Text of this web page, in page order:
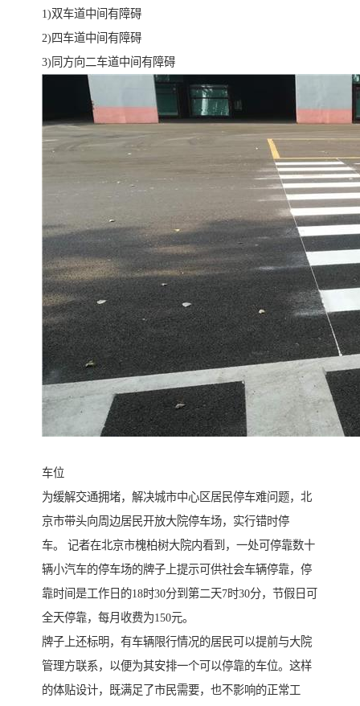
1)双车道中间有障碍
2)四车道中间有障碍
3)同方向二车道中间有障碍
车位
为缓解交通拥堵，解决城市中心区居民停车难问题，北
京市带头向周边居民开放大院停车场，实行错时停
车。 记者在北京市槐柏树大院内看到，一处可停靠数十
辆小汽车的停车场的牌子上提示可供社会车辆停靠，停
靠时间是工作日的18时30分到第二天7时30分，节假日可
全天停靠，每月收费为150元。
牌子上还标明，有车辆限行情况的居民可以提前与大院
管理方联系，以便为其安排一个可以停靠的车位。这样
的体贴设计，既满足了市民需要，也不影响的正常工